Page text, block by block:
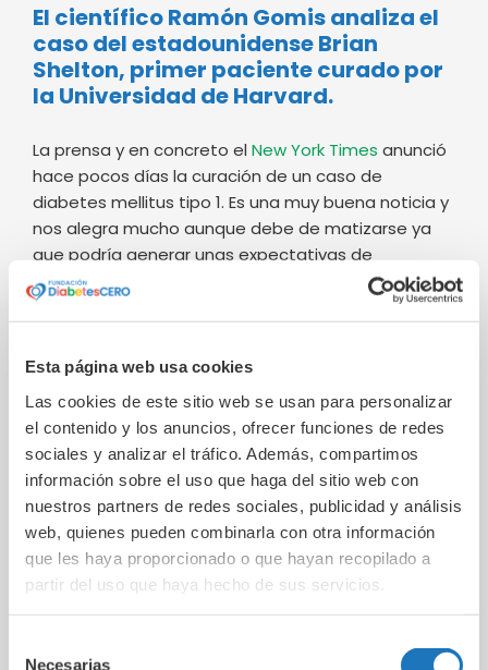
Esta página web usa cookies
Las cookies de este sitio web se usan para personalizar
el contenido y los anuncios, ofrecer funciones de redes
sociales y analizar el tráfico. Además, compartimos
información sobre el uso que haga del sitio web con
nuestros partners de redes sociales, publicidad y análisis
web, quienes pueden combinarla con otra información
que les haya proporcionado o que hayan recopilado a
partir del uso que haya hecho de sus servicios.
Necesarias
El científico Ramón Gomis analiza el
caso del estadounidense Brian
Shelton, primer paciente curado por
la Universidad de Harvard.
La prensa y en concreto el New York Times anunció
hace pocos días la curación de un caso de
diabetes mellitus tipo 1. Es una muy buena noticia y
nos alegra mucho aunque debe de matizarse ya
que podría generar unas expectativas de
inmediatez que no son tales, pero sí que esta
noticia y otras publicadas en revistas científicas
de ladiabetes tipo 1 está mucho más cercano.
¿Por qué?
En primer lugar porque se ha demostrado que a
partir de células madre se pueden obtener células
productoras de insulina (como si se tratara de
auténticas células beta) capaces de segregar
insulina colocadas
debajo de la piel y protegidas